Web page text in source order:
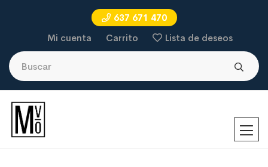
637 671 470
Mi cuenta
Carrito Lista de deseos